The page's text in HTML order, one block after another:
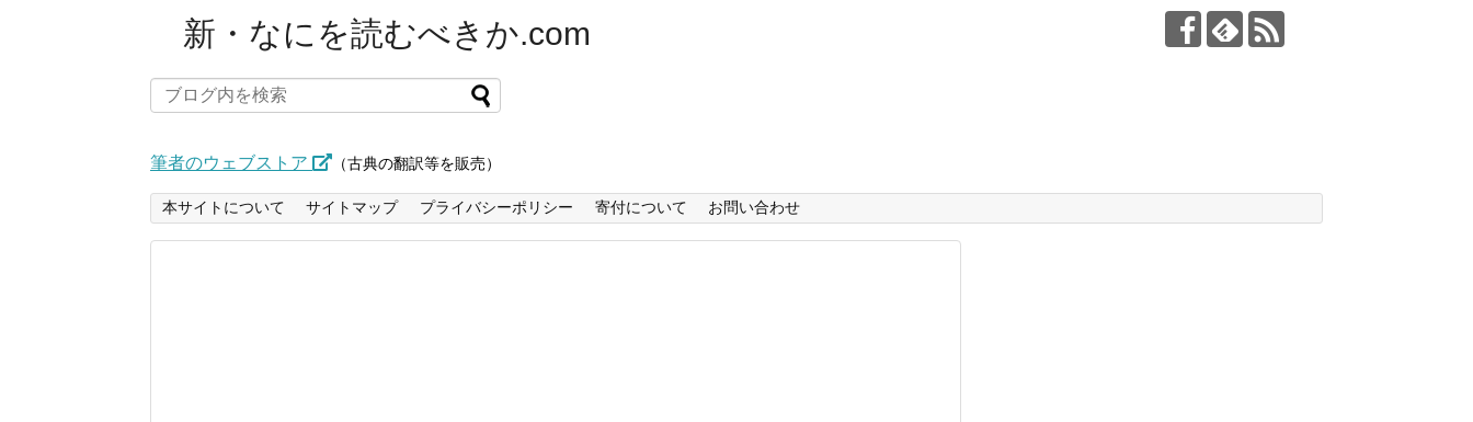
新・なにを読むべきか.com
筆者のウェブストア （古典の翻訳等を販売）
本サイトについて サイトマップ プライバシーポリシー 寄付について お問い合わせ